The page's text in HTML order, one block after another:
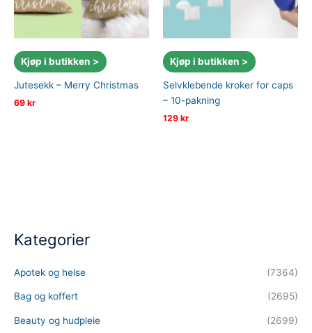
Kjøp i butikken >
Jutesekk – Merry Christmas
69 kr
Kjøp i butikken >
Selvklebende kroker for caps
– 10-pakning
129 kr
Kategorier
Apotek og helse (7364)
Bag og koffert (2695)
Beauty og hudpleie (2699)